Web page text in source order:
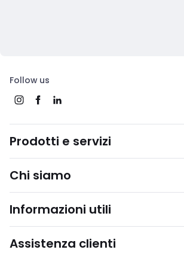
Follow us
Prodotti e servizi
Chi siamo
Informazioni utili
Assistenza clienti